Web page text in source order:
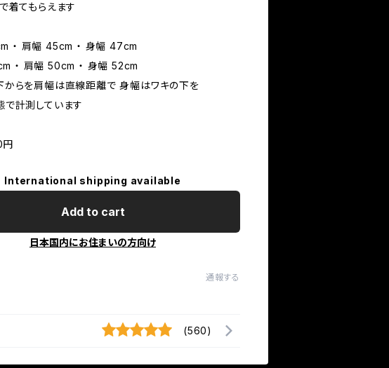
着てもらえます
・ 肩幅 45cm ・ 身幅 47cm
・ 肩幅 50cm ・ 身幅 52cm
からを肩幅は直線距離で 身幅はワキの下を
で計測しています
International shipping available
Add to cart
日本国内にお住まいの方向け
通報する
(560)